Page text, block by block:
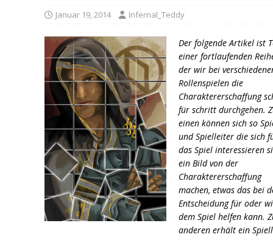
Januar 19, 2014 Infernal_Teddy
Der folgende Artikel ist
einer fortlaufenden
der wir bei
Rollenspielen die
Charaktererschaffung
für schritt durchgehen.
einen können sich so
und Spielleiter die sich
das Spiel interessieren
ein Bild von der
Charaktererschaffung
machen, etwas das bei
Entscheidung für oder
dem Spiel helfen kann.
anderen erhält ein